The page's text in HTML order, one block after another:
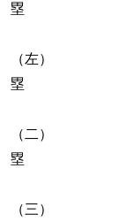
塁
（左） 濱
塁
（二） 山
塁
（三） 村